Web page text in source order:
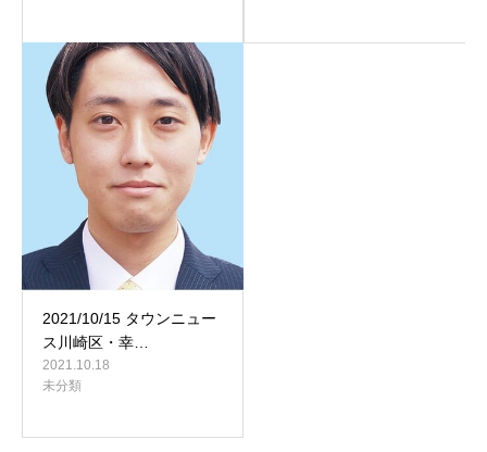
2021/10/15 タウンニュー
ス川崎区・幸…
2021.10.18
未分類